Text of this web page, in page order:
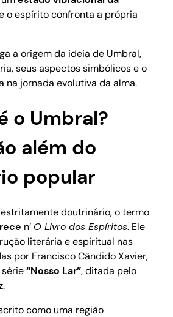
o espírito confronta a própria
a origem da ideia de Umbral,
seus aspectos simbólicos e o
na jornada evolutiva da alma.
o Umbral?
além do
popular
doutrinário, o termo
n’ O Livro dos Espíritos. Ele
literária e espiritual nas
por Francisco Cândido Xavier,
“Nosso Lar”, ditada pelo
como uma região